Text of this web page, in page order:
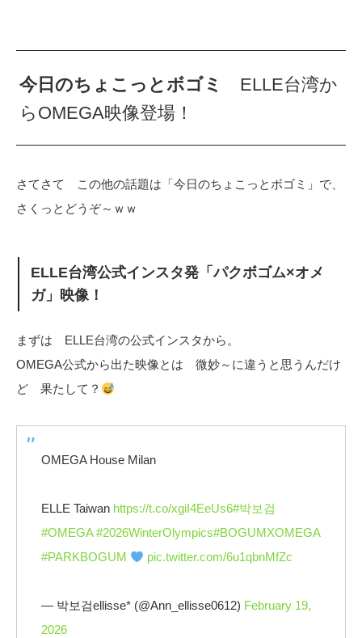
今日のちょこっとボゴミ
ELLE台湾か
らOMEGA映像登場！
さてさて この他の話題は「今日のちょこっとボゴミ」で、
さくっとどうぞ～ｗｗ
ELLE台湾公式インスタ発「パクボゴム×オメ
ガ」映像！
まずは ELLE台湾の公式インスタから。
OMEGA公式から出た映像とは 微妙～に違うと思うんだけ
ど 果たして？
OMEGA House Milan
ELLE Taiwan https://t.co/xgiI4EeUs6#박보검
#OMEGA #2026WinterOlympics#BOGUMXOMEGA
#PARKBOGUM
pic.twitter.com/6u1qbnMfZc
— 박보검ellisse* (@Ann_ellisse0612) February 19,
2026